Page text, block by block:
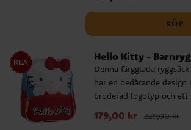
polyester. Med sina mått
är den perfekt för att
eller att sola på. Ett
KÖP
Hello Kitty -
Denna färgglada
har en bedårande
broderad logotyp och
framtill. Den är tillverkad
polyester och är både
Nuvarande pris:179,00
179,00 kr 229,00 kr